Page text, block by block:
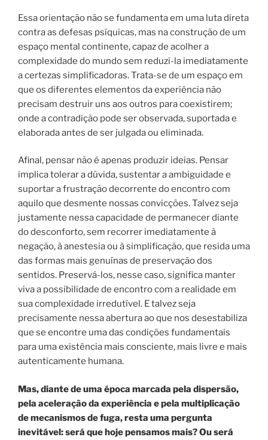
Essa orientação não se fundamenta em uma luta direta
contra as defesas psíquicas, mas na construção de um
espaço mental continente, capaz de acolher a
complexidade do mundo sem reduzi-la imediatamente
a certezas simplificadoras. Trata-se de um espaço em
que os diferentes elementos da experiência não
precisam destruir uns aos outros para coexistirem;
onde a contradição pode ser observada, suportada e
elaborada antes de ser julgada ou eliminada.
Afinal, pensar não é apenas produzir ideias. Pensar
implica tolerar a dúvida, sustentar a ambiguidade e
suportar a frustração decorrente do encontro com
aquilo que desmente nossas convicções. Talvez seja
justamente nessa capacidade de permanecer diante
do desconforto, sem recorrer imediatamente à
negação, à anestesia ou à simplificação, que resida uma
das formas mais genuínas de preservação dos
sentidos. Preservá-los, nesse caso, significa manter
viva a possibilidade de encontro com a realidade em
sua complexidade irredutível. E talvez seja
precisamente nessa abertura ao que nos desestabiliza
que se encontre uma das condições fundamentais
para uma existência mais consciente, mais livre e mais
autenticamente humana.
Mas, diante de uma época marcada pela dispersão,
pela aceleração da experiência e pela multiplicação
de mecanismos de fuga, resta uma pergunta
inevitável: será que hoje pensamos mais? Ou será